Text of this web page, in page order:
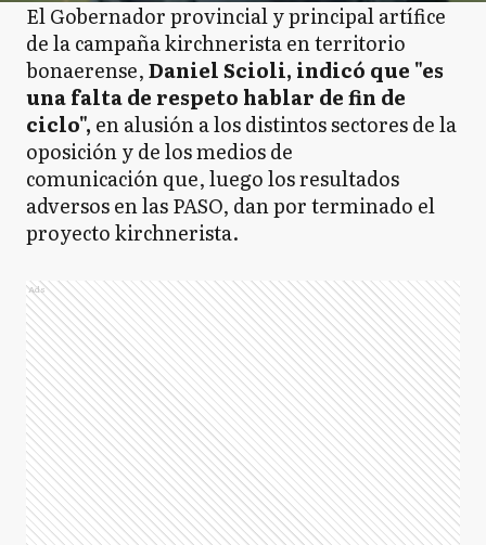
El Gobernador provincial y principal artífice
de la campaña kirchnerista en territorio
bonaerense,Daniel Scioli, indicó que "es
una falta de respeto hablar de fin de
ciclo", en alusión a los distintos sectores de la
oposición y de los medios de
comunicación que, luego los resultados
adversos en las PASO, dan por terminado el
proyecto kirchnerista.
Ads